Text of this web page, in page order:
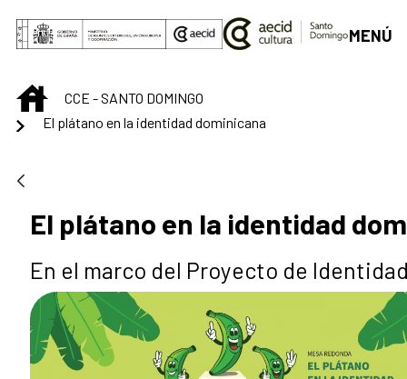
Saltar al contenido principal
MENÚ
INICIOCCE - SANTO DOMINGO
El plátano en la identidad dominicana
El plátano en la identidad
En el marco del Proyecto de